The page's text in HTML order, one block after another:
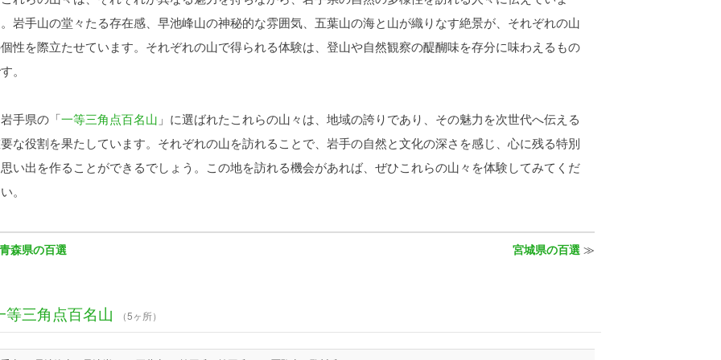
岩手山の堂々たる存在感、早池峰山の神秘的な雰囲気、五葉山の海と山が織りなす絶景が、それぞれの山
性を際立たせています。それぞれの山で得られる体験は、登山や自然観察の醍醐味を存分に味わえるもの
。
県の「一等三角点百名山 」に選ばれたこれらの山々は、地域の誇りであり、その魅力を次世代へ伝える
な役割を果たしています。それぞれの山を訪れることで、岩手の自然と文化の深さを感じ、心に残る特別
い出を作ることができるでしょう。この地を訪れる機会があれば、ぜひこれらの山々を体験してみてくだ
。
森県の百選 宮城県の百選≫
等三角点百名山 （5ヶ所）